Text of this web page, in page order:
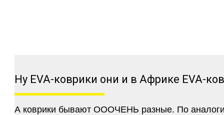
Ну EVA-коврики они и в Африке EVA-
А коврики бывают ОООЧЕНЬ разные. По